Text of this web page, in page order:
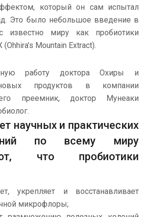
который он сам испытал
Это было небольшое введение в
известно миру как пробиотики
(Ohhira’s Mountain Extract).
работу доктора Охиры и
продуктов в компании
преемник, доктор Мунеаки
научных и практических
по всему миру
что пробиотики
укрепляет и восстанавливает
микрофлоры;